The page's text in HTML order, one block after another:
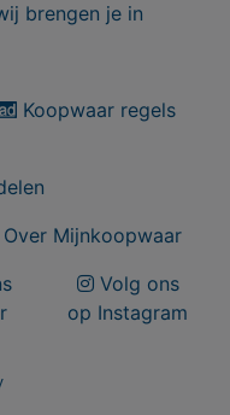
brengen je in
Koopwaar regels
Over Mijnkoopwaar
Volg ons
op Instagram